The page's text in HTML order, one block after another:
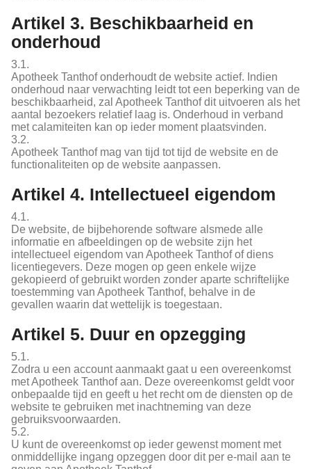
Artikel 3. Beschikbaarheid en
onderhoud
3.1.
Apotheek Tanthof onderhoudt de website actief. Indien
onderhoud naar verwachting leidt tot een beperking van de
beschikbaarheid, zal Apotheek Tanthof dit uitvoeren als het
aantal bezoekers relatief laag is. Onderhoud in verband
met calamiteiten kan op ieder moment plaatsvinden.
3.2.
Apotheek Tanthof mag van tijd tot tijd de website en de
functionaliteiten op de website aanpassen.
Artikel 4. Intellectueel eigendom
4.1.
De website, de bijbehorende software alsmede alle
informatie en afbeeldingen op de website zijn het
intellectueel eigendom van Apotheek Tanthof of diens
licentiegevers. Deze mogen op geen enkele wijze
gekopieerd of gebruikt worden zonder aparte schriftelijke
toestemming van Apotheek Tanthof, behalve in de
gevallen waarin dat wettelijk is toegestaan.
Artikel 5. Duur en opzegging
5.1.
Zodra u een account aanmaakt gaat u een overeenkomst
met Apotheek Tanthof aan. Deze overeenkomst geldt voor
onbepaalde tijd en geeft u het recht om de diensten op de
website te gebruiken met inachtneming van deze
gebruiksvoorwaarden.
5.2.
U kunt de overeenkomst op ieder gewenst moment met
onmiddellijke ingang opzeggen door dit per e-mail aan te